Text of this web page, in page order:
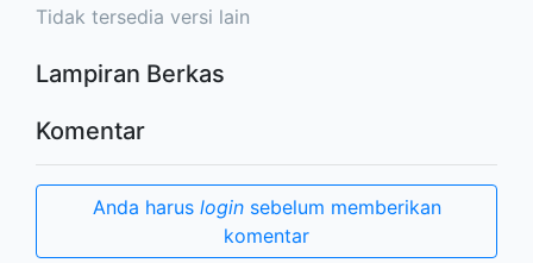
Tidak tersedia versi lain
Lampiran Berkas
Komentar
Anda harus loginsebelum memberikan
komentar